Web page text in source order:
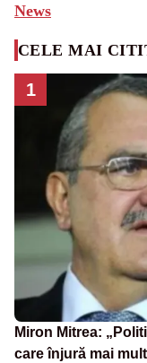
News
CELE MAI
1
Miron Mitrea:
care înjură mai